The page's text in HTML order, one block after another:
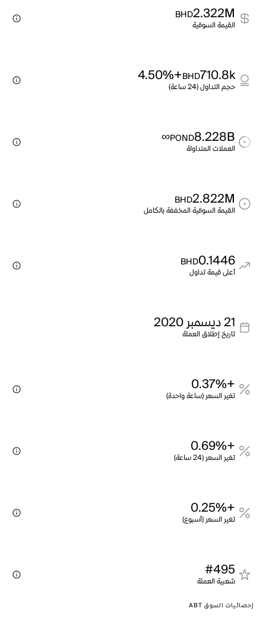
2.322M
BHD
القيمة السوقية
710.8k
BHD
+4.50%
حجم التداول (24 ساعة)
8.228B
POND
∞
العملات المتداولة
2.822M
BHD
القيمة السوقية المخففة بالكامل
0.1446
BHD
أعلى قيمة تداول
21 ديسمبر 2020
تاريخ إطلاق العملة
+0.37%
تغير السعر (ساعة واحدة)
+0.69%
تغير السعر (24 ساعة)
+0.25%
تغير السعر (أسبوع)
#495
شعبية العملة
إحصائيات السوق ABT